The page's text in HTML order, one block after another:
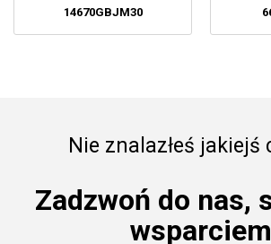
14670GBJM30
Nie znalazłeś jakiejś
Zadzwoń do nas,
wsparciem